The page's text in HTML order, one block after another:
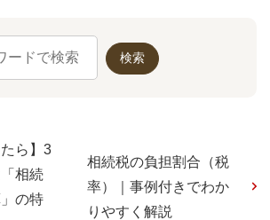
たら】3
相続
の特
相続税の負担割合（税
率）｜事例付きでわか
りやすく解説